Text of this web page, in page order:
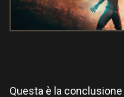
Questa è la